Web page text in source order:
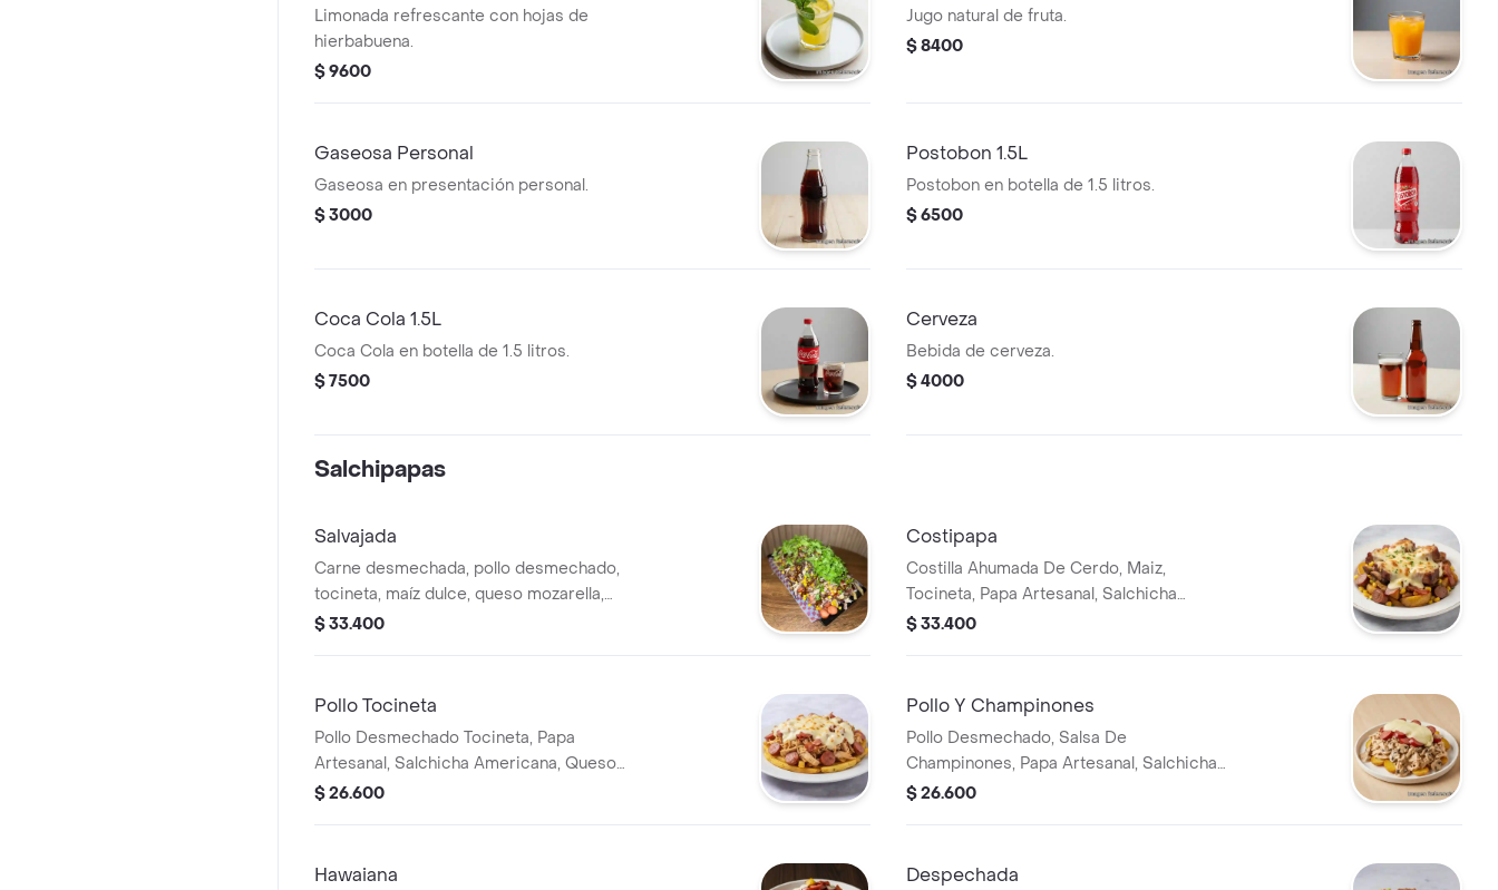
Limonada refrescante con hojas de
hierbabuena.
$ 9600
Jugo natural de fruta.
$ 8400
Gaseosa Personal
Gaseosa en presentación personal.
$ 3000
Postobon 1.5L
Postobon en botella de 1.5 litros.
$ 6500
Coca Cola 1.5L
Coca Cola en botella de 1.5 litros.
$ 7500
Cerveza
Bebida de cerveza.
$ 4000
Salchipapas
Salvajada
Carne desmechada, pollo desmechado,
tocineta, maíz dulce, queso mozarella,
papa artesanal, salchicha americana.
$ 33.400
Costipapa
Costilla Ahumada De Cerdo, Maiz,
Tocineta, Papa Artesanal, Salchicha
Americana, Queso Mozarella.
$ 33.400
Pollo Tocineta
Pollo Desmechado Tocineta, Papa
Artesanal, Salchicha Americana, Queso
Mozarella.
$ 26.600
Pollo Y Champinones
Pollo Desmechado, Salsa De
Champinones, Papa Artesanal, Salchicha
Americana, Queso Mozarella.
$ 26.600
Hawaiana Despechada